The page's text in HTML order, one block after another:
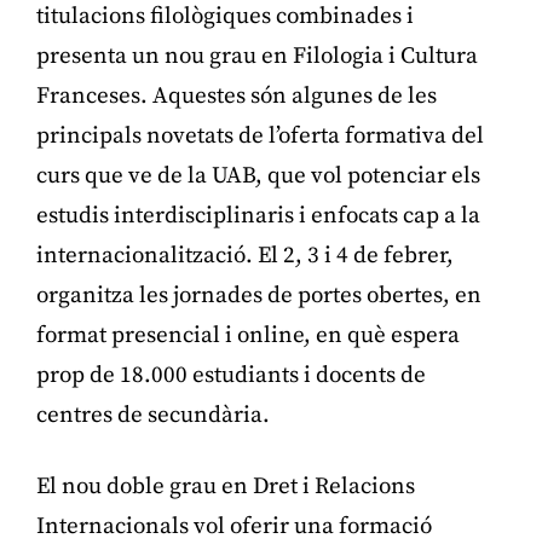
titulacions filològiques combinades i
presenta un nou grau en Filologia i Cultura
Franceses. Aquestes són algunes de les
principals novetats de l’oferta formativa del
curs que ve de la UAB, que vol potenciar els
estudis interdisciplinaris i enfocats cap a la
internacionalització. El 2, 3 i 4 de febrer,
organitza les jornades de portes obertes, en
format presencial i online, en què espera
prop de 18.000 estudiants i docents de
centres de secundària.
El nou doble grau en Dret i Relacions
Internacionals vol oferir una formació